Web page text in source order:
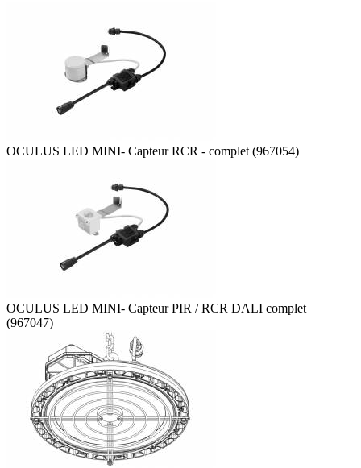
OCULUS LED MINI- Capteur RCR - complet (967054)
OCULUS LED MINI- Capteur PIR / RCR DALI complet
(967047)